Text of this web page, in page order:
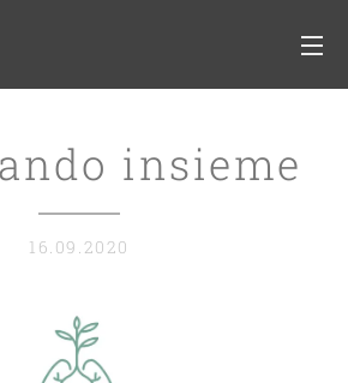
insieme
16.09.2020